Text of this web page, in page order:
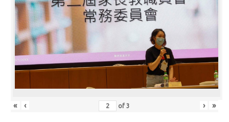
« ‹ of3 › »